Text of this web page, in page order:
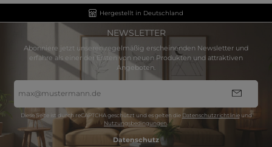
Hergestellt in Deutschland
NEWSLETTER
Abonniere jetzt unseren regelmäßig erscheinenden Newsletter und
erfahre als einer der Ersten von neuen Produkten und attraktiven
Angeboten.
Mail-
Adresse
Diese Seite ist durch reCAPTCHA geschützt und es gelten die Datenschutzrichtlinieund
Nutzungsbedingungen.
Datenschutz